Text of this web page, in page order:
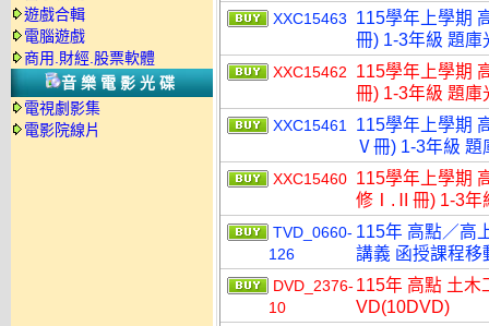
遊戲合輯
電腦遊戲
商用.財經.股票軟體
音樂電影光碟
電視劇影集
電影院線片
XXC15463
115學年上學期
冊) 1-3年級 題庫
XXC15462
115學年上學期
冊) 1-3年級 題庫
XXC15461
115學年上學期
Ⅴ冊) 1-3年級 題
XXC15460 115學年上學期
修Ⅰ.Ⅱ冊) 1-3年
TVD_0660-
126
115年 高點／高
講義 函授課程移
DVD_2376-
10
115年 高點 土木
VD(10DVD)